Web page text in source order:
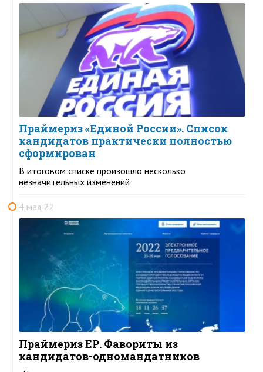
Праймериз «Единой России». Список
кандидатов практически полностью
сформирован
В итоговом списке произошло несколько
незначительных изменений
4 мая 22
Праймериз ЕР. Фавориты из
кандидатов-одномандатников